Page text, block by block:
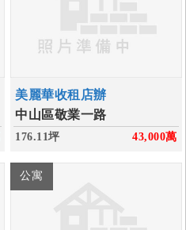
美麗華收租店辦
中山區敬業一路
176.11坪 43,000萬
公寓